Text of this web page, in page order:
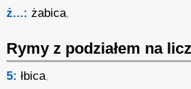
ż...: żabica,
Rymy z podziałem na
5: łbica,